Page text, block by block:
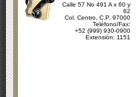
Calle 57 No 491 A x 60 y
62
Col. Centro, C.P. 97000
Teléfono/Fax:
+52 (999) 930-0900
Extensión: 1151